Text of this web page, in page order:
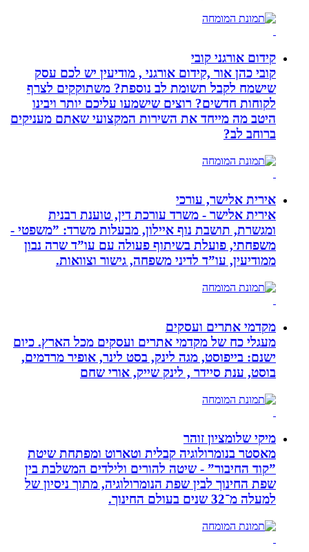
קידום אורגני קובי
קובי כהן אור ,קידום אורגני , מודיעין יש לכם עסק
שישמח לקבל תשומת לב נוספת? משתוקקים לצרף
לקוחות חדשים? רוצים שישמעו עליכם יותר ויבינו
היטב מה מייחד את השירות המקצועי שאתם מעניקים
ברוחב לב?
אירית אלישר, עורכי
אירית אלישר - משרד עורכת דין, טוענת רבנית
ומגשרת, תושבת נוף איילון, מבעלות משרד: ”משפטי -
משפחתי, פועלת בשיתוף פעולה עם עו”ד שרה נבון
ממודיעין, עו”ד לדיני משפחה, גישור וצוואות.
מקדמי אתרים ועסקים
מעגלי כח של מקדמי אתרים ועסקים מכל הארץ. כיום
ישנם: בייפוסט, מגה לינק, בסט לינר, אופיר מרדמים,
בוסט, ענת סיידר , לינק שייק, אורי שחם
מיקי שלומציון זוהר
מאסטר בנומרולוגיה קבלית וטארוט ומפתחת שיטת
”קוד החיבור” - שיטה להורים ולילדים המשלבת בין
שפת החינוך לבין שפת הנומרולוגיה, מתוך ניסיון של
למעלה מ־32 שנים בעולם החינוך.